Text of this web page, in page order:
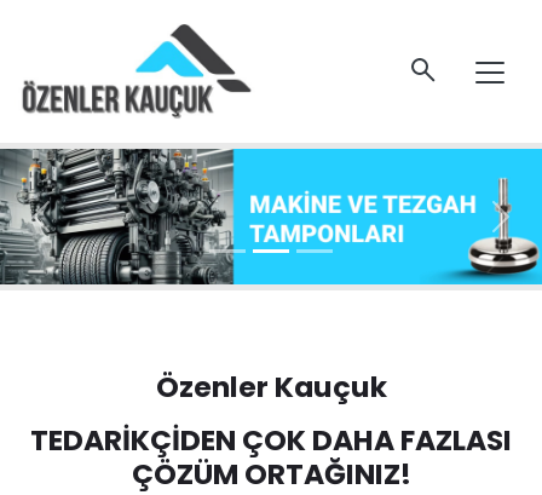
Previous Next
Özenler Kauçuk
TEDARİKÇİDEN ÇOK DAHA FAZLASI
ÇÖZÜM ORTAĞINIZ!